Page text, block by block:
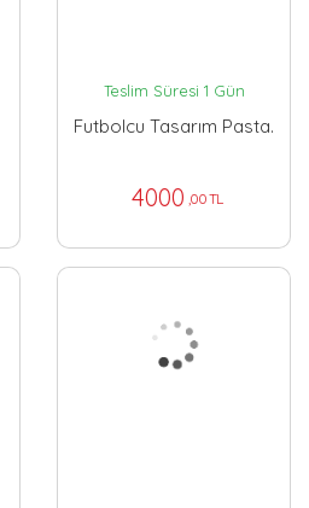
Teslim Süresi 1 Gün
Futbolcu Tasarım Pasta.
4000 ,00 TL